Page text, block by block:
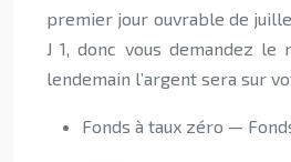
premier jour ouvrable de
J 1, donc vous demandez
lendemain l’argent sera sur
Fonds à taux zéro —